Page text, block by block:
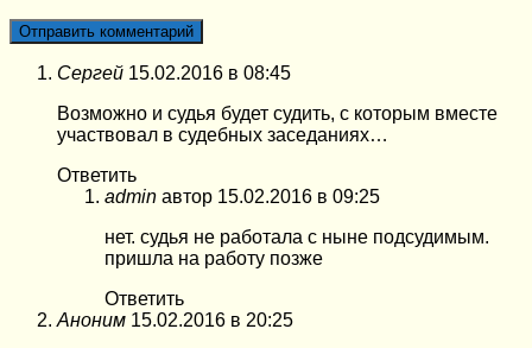
Сергей 15.02.2016 в 08:45
Возможно и судья будет судить, с которым вместе
участвовал в судебных заседаниях…
Ответить
admin автор 15.02.2016 в 09:25
нет. судья не работала с ныне подсудимым.
пришла на работу позже
Ответить
Аноним 15.02.2016 в 20:25